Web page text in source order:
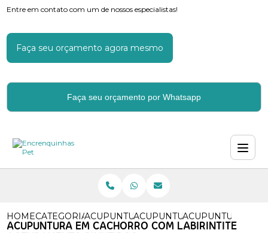
Entre em contato com um de nossos especialistas!
Faça seu orçamento agora mesmo
Faça seu orçamento por Whatsapp
HOMECATEGORIASACUPUNTURAACUPUNTURA MEDICA
ACUPUNTURA EM
ACUPUNTURA EM CACHORRO COM LABIRINTITE